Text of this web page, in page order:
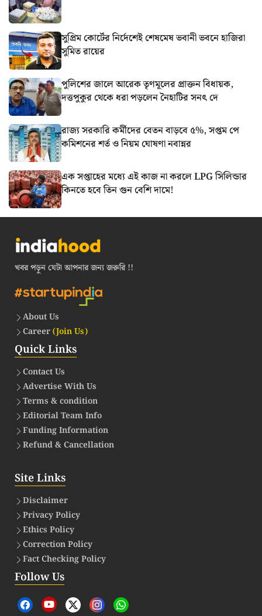
সুপ্রিম কোর্টের নির্দেশেই শেষমেষ ভবানী ভবনে হাজিরা
সুমিত রায়ের
পুলিশের জালে আরেক তৃণমূলের প্রাক্তন বিধায়ক,
দত্তপুকুর থেকে ধরা পড়লেন নৈহাটির সনৎ দে
রাজ্য সরকারি কর্মীদের বেতন বাড়বে ৫%, সপ্তম পে
কমিশনের শর্ত ও নিয়ম ঘোষণা নবান্নর
এক সপ্তাহের মধ্যে এই কাজ না করলে LPG সিলিন্ডার
কিনতে হবে তিন গুন বেশি দামে!
খবর পড়ুন যেটা আপনার জন্য জরুরি !!
About Us
Career(Join Us)
Quick Links
Contact Us
Advertise With Us
Terms & condition
Editorial Team Info
Funding Information
Refund & Cancellation
Site Links
Disclaimer
Privacy Policy
Ethics Policy
Correction Policy
Fact Checking Policy
Follow Us